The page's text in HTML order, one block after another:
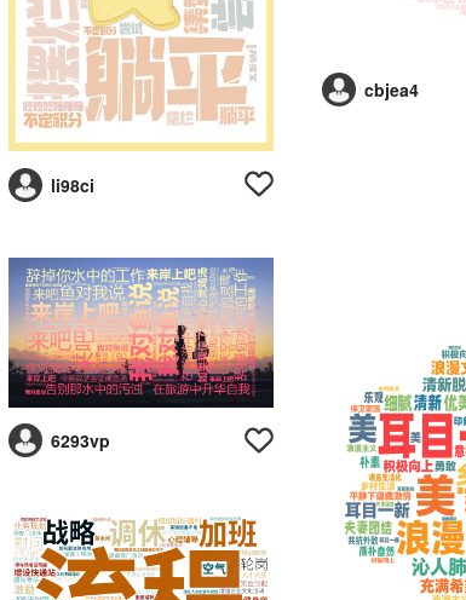
li98ci
cbjea4
6293vp